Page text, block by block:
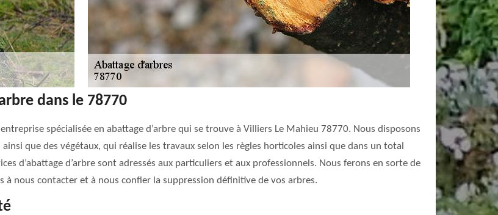
dans le 78770
spécialisée en abattage d’arbre qui se trouve à Villiers Le Mahieu 78770. Nous disposons
que des végétaux, qui réalise les travaux selon les règles horticoles ainsi que dans un total
d’abattage d’arbre sont adressés aux particuliers et aux professionnels. Nous ferons en sorte de
à nous contacter et à nous confier la suppression définitive de vos arbres.